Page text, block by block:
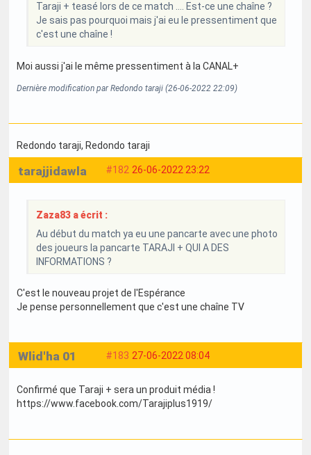
Taraji + teasé lors de ce match .... Est-ce une chaîne ?
Je sais pas pourquoi mais j'ai eu le pressentiment que
c'est une chaîne !
Moi aussi j'ai le même pressentiment à la CANAL+
Dernière modification par Redondo taraji (26-06-2022 22:09)
Redondo taraji, Redondo taraji
#182 26-06-2022 23:22
tarajjidawla
Zaza83 a écrit :
Au début du match ya eu une pancarte avec une photo
des joueurs la pancarte TARAJI + QUI A DES
INFORMATIONS ?
C'est le nouveau projet de l'Espérance
Je pense personnellement que c'est une chaîne TV
#183 27-06-2022 08:04
Wlid'ha 01
Confirmé que Taraji + sera un produit média !
https://www.facebook.com/Tarajiplus1919/